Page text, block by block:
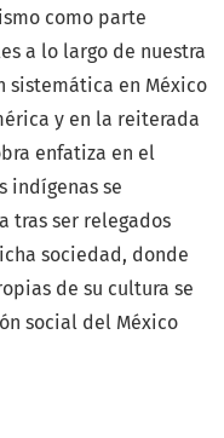
como parte
a lo largo de nuestra
sistemática en México
y en la reiterada
enfatiza en el
indígenas se
tras ser relegados
sociedad, donde
de su cultura se
social del México